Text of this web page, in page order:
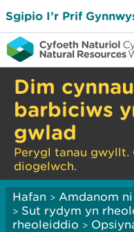
Sgipio I’r Prif
Dim
barbiciws
gwlad
Perygl tanau
diogelwch.
Hafan > Amdanom ni
> Sut rydym yn
rheoleiddio >